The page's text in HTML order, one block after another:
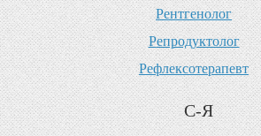
Рентгенолог
Репродуктолог
Рефлексотерапевт
С-Я